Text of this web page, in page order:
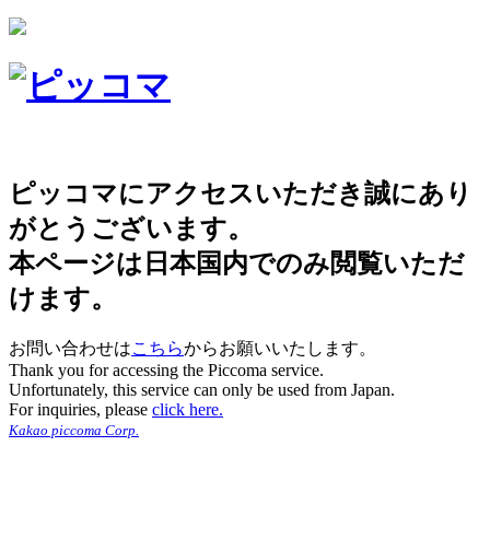
ピッコマにアクセスいただき誠にあり
がとうございます。
本ページは日本国内でのみ閲覧いただ
けます。
お問い合わせはこちらからお願いいたします。
Thank you for accessing the Piccoma service.
Unfortunately, this service can only be used from Japan.
For inquiries, please click here.
Kakao piccoma Corp.